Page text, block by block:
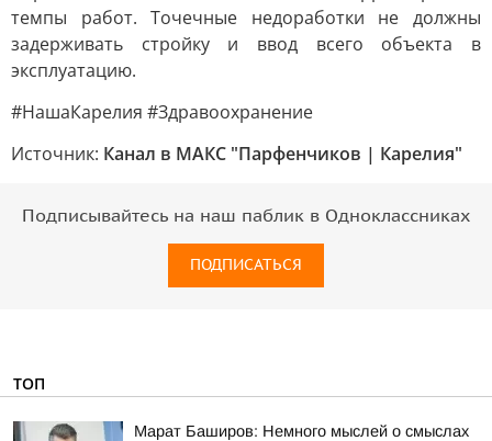
темпы работ. Точечные недоработки не должны
задерживать стройку и ввод всего объекта в
эксплуатацию.
#НашаКарелия #Здравоохранение
Источник: Канал в МАКС "Парфенчиков | Карелия"
Подписывайтесь на наш паблик в Одноклассниках
ПОДПИСАТЬСЯ
ТОП
Марат Баширов: Немного мыслей о смыслах